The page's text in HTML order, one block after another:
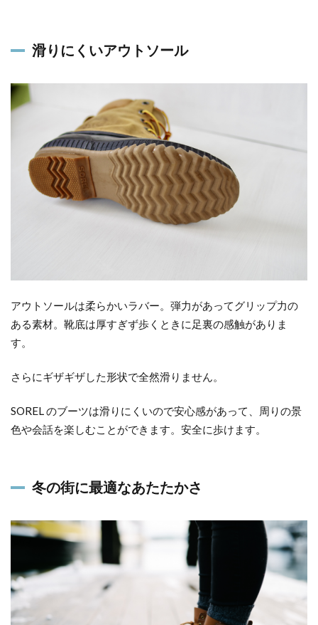
滑りにくいアウトソール
アウトソールは柔らかいラバー。弾力があってグリップ力の
ある素材。靴底は厚すぎず歩くときに足裏の感触がありま
す。
さらにギザギザした形状で全然滑りません。
SOREL のブーツは滑りにくいので安心感があって、周りの景
色や会話を楽しむことができます。安全に歩けます。
冬の街に最適なあたたかさ